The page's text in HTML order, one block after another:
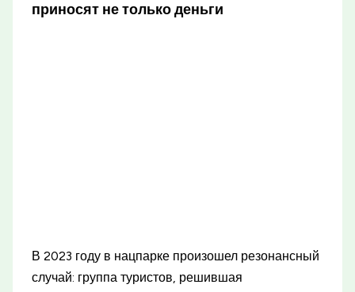
приносят не только деньги
В 2023 году в нацпарке произошел резонансный
случай: группа туристов, решившая